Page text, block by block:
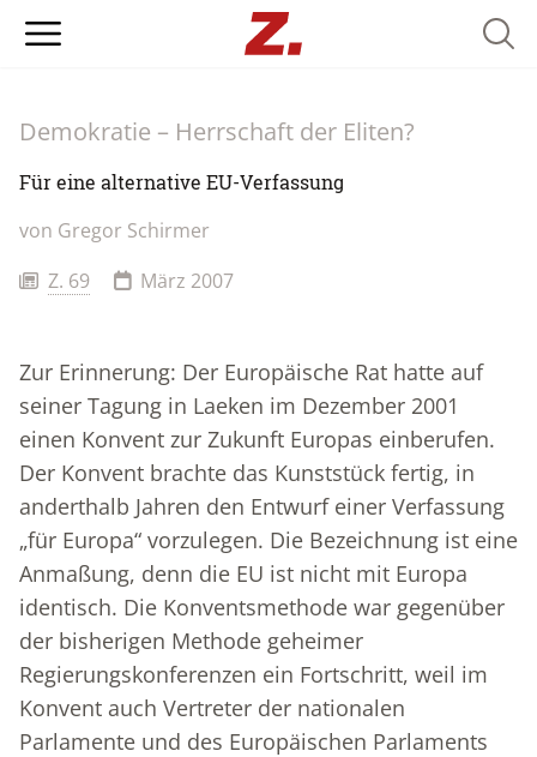
Demokratie – Herrschaft der Eliten?
Für eine alternative EU-Verfassung
von Gregor Schirmer
Z. 69
März 2007
Zur Erinnerung: Der Europäische Rat hatte auf
seiner Tagung in Laeken im Dezember 2001
einen Konvent zur Zukunft Europas einberufen.
Der Konvent brachte das Kunststück fertig, in
anderthalb Jahren den Entwurf einer Verfassung
„für Europa“ vorzulegen. Die Bezeichnung ist eine
Anmaßung, denn die EU ist nicht mit Europa
identisch. Die Konventsmethode war gegenüber
der bisherigen Methode geheimer
Regierungskonferenzen ein Fortschritt, weil im
Konvent auch Vertreter der nationalen
Parlamente und des Europäischen Parlaments